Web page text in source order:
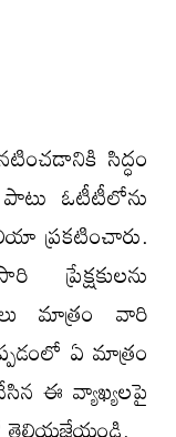
సిద్ధం
ఓటీటీలోను
ప్రకటించారు.
మాత్రం వారి
ఏ మాత్రం
ఈ వ్యాఖ్యలపై